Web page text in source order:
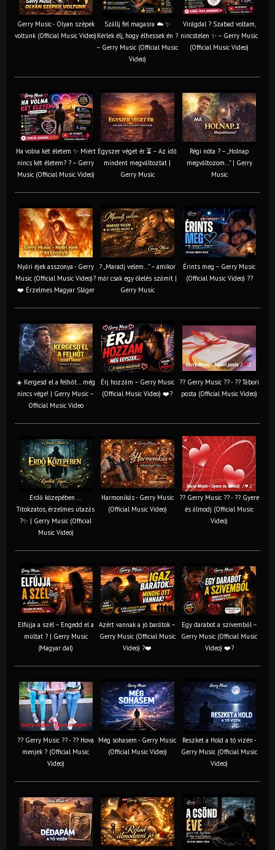
Gerry Music - Olyan szépek
voltunk (Official Music Video)
Szállj fel magasra ☁️ ✨
Kérlek élj, hogy élhessek én ?
– Gerry Music (Official Music
Video)
Virágdal ? Szabad voltam,
nincstelen ✨ – Gerry Music
(Official Music Video)
Ha volna két életem ✨ Miért
nincs két életem? ? – Gerry
Music (Official Music Video)
Egyszer véget ér ⏳ – Az idő
mindent megváltoztat |
Gerry Music
Régi nóta ? – „Holnap
megváltozom…” | Gerry
Music
Nyári éjek asszonya - Gerry
Music (Official Music Video)?
❤️ Érzelmes Magyar Sláger
? „Maradj velem…” – amikor
már csak egy ölelés számít |
Gerry Music
Érints meg – Gerry Music
(Official Music Video) ??
☀️ Kergesd el a felhőt… még
nincs vége! | Gerry Music –
Official Music Video
Érj hozzám – Gerry Music
(Official Music Video) ❤️?
?? Gerry Music ?? - ?? Tábori
posta (Official Music Video)
Erdő közepében ...
Titokzatos, érzelmes utazás
?✨ | Gerry Music (Official
Music Video)
Harmonikás - Gerry Music
(Official Music Video)
?? Gerry Music ?? - ?? Gyere
és álmodj (Official Music
Video)
Elfújja a szél – Engedd el a
múltat ? | Gerry Music
(Magyar dal)
Azért vannak a jó barátok –
Gerry Music (Official Music
Video) ?❤️
Egy darabot a szívemből –
Gerry Music (Official Music
Video) ❤️?
?? Gerry Music ?? - ?? Hova
menjek ? (Official Music
Video)
Még sohasem - Gerry Music
(Official Music Video)
Reszket a Hold a tó vizén -
Gerry Music (Official Music
Video)